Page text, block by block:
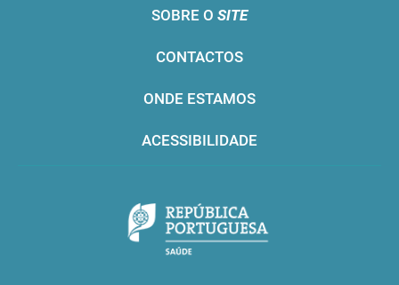
SOBRE O SITE
CONTACTOS
ONDE ESTAMOS
ACESSIBILIDADE